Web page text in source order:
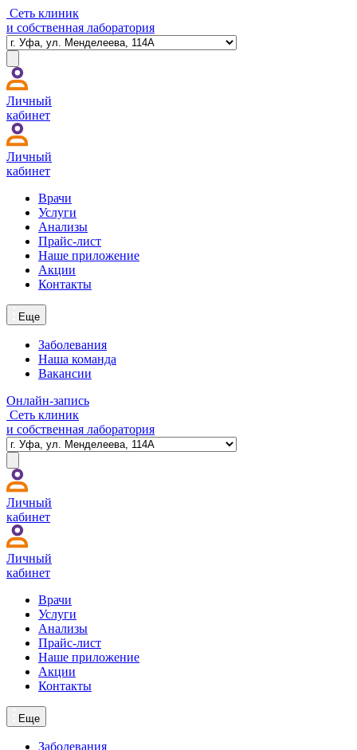
Сеть клиник
и собственная лаборатория
Личный
кабинет
Личный
кабинет
Врачи
Услуги
Анализы
Прайс-лист
Наше приложение
Акции
Контакты
Еще
Заболевания
Наша команда
Вакансии
Онлайн-запись
Сеть клиник
и собственная лаборатория
Личный
кабинет
Личный
кабинет
Врачи
Услуги
Анализы
Прайс-лист
Наше приложение
Акции
Контакты
Еще
Заболевания